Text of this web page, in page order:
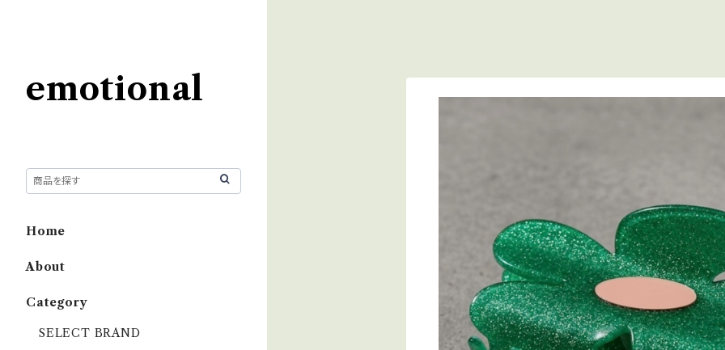
emotional
Home
About
Category
SELECT BRAND